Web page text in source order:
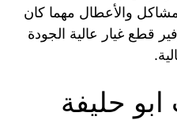
والأعطال مهما كان
قطع غيار عالية الجودة
حليفة